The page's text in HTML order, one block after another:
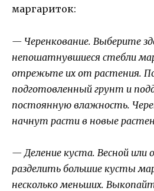
маргариток:
— Черенкование. Выберите
непошатнувшиеся стебли
отрежьте их от растения.
подготовленный грунт и
постоянную влажность.
начнут расти в новые
— Деление куста. Весной или
разделить большие кусты
несколько меньших.